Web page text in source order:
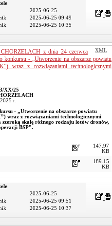
2025-06-25
2025-06-25 09:49
2025-06-25 10:35
XML
z dnia 24 czerwca
konkursu - „Utworzenie na obszarze powiatu
wraz z rozwiązaniami technologicznymi
XX/25
r.
- „Utworzenie na obszarze powiatu
wraz z rozwiązaniami technologicznymi
skalę różnego rodzaju lotów dronów,
BSP”.
147.97
KB
189.15
KB
2025-06-25
2025-06-25 09:51
2025-06-25 10:37